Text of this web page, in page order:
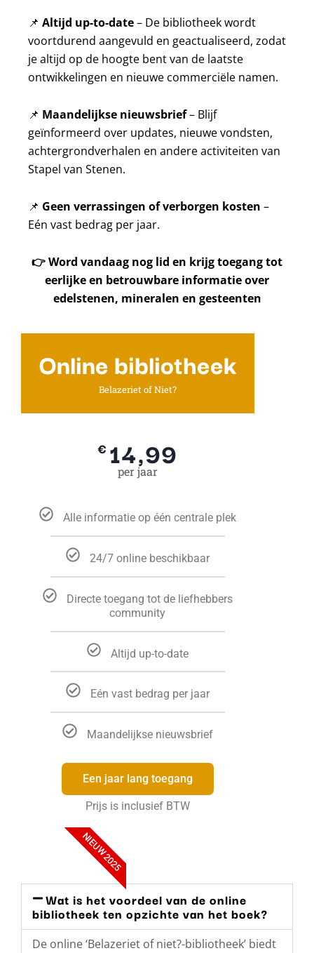
📌 Altijd up-to-date– De bibliotheek wordt
voortdurend aangevuld en geactualiseerd, zodat
je altijd op de hoogte bent van de laatste
ontwikkelingen en nieuwe commerciële namen.
📌 Maandelijkse nieuwsbrief– Blijf
geïnformeerd over updates, nieuwe vondsten,
achtergrondverhalen en andere activiteiten van
Stapel van Stenen.
📌 Geen verrassingen of verborgen kosten –
Eén vast bedrag per jaar.
👉Word vandaag nog lid en krijg toegang tot
eerlijke en betrouwbare informatie over
edelstenen, mineralen en gesteenten
Online bibliotheek
Belazeriet of Niet?
€ 14,99
per jaar
Alle informatie op één centrale plek
24/7 online beschikbaar
Directe toegang tot de liefhebbers
community
Altijd up-to-date
Eén vast bedrag per jaar
Maandelijkse nieuwsbrief
Een jaar lang toegang
Prijs is inclusief BTW
NIEUW 2025
Wat is het voordeel van de online
bibliotheek ten opzichte van het boek?
De online ‘Belazeriet of niet?-bibliotheek’ biedt